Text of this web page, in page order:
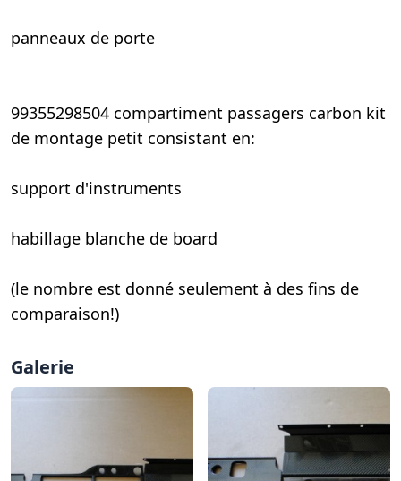
panneaux de porte
99355298504 compartiment passagers carbon kit
de montage petit consistant en:
support d'instruments
habillage blanche de board
(le nombre est donné seulement à des fins de
comparaison!)
Galerie